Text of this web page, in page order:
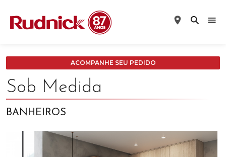
ACOMPANHE SEU PEDIDO
Sob Medida
BANHEIROS